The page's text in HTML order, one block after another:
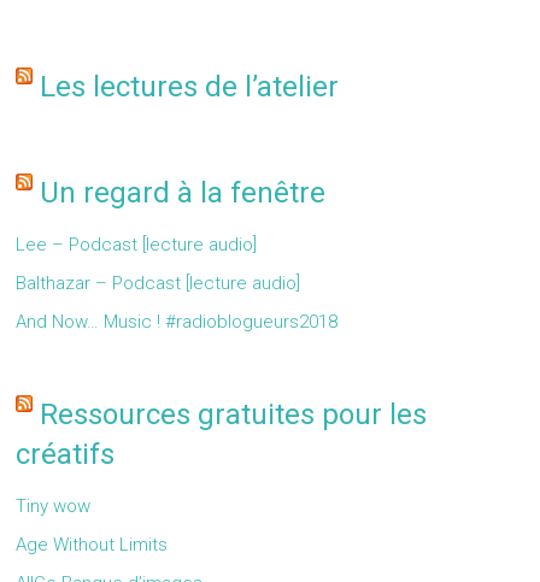
Les lectures de l’atelier
Un regard à la fenêtre
Lee – Podcast [lecture audio]
Balthazar – Podcast [lecture audio]
And Now… Music ! #radioblogueurs2018
Ressources gratuites pour les
créatifs
Tiny wow
Age Without Limits